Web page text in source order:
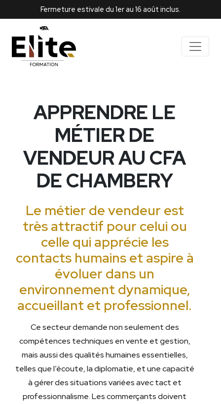
Fermeture estivale du 1er au 16 août inclus.
APPRENDRE LE
MÉTIER DE
VENDEUR AU CFA
DE CHAMBERY
Le métier de vendeur est
très attractif pour celui ou
celle qui apprécie les
contacts humains et aspire à
évoluer dans un
environnement dynamique,
accueillant et professionnel.
Ce secteur demande non seulement des
compétences techniques en vente et gestion,
mais aussi des qualités humaines essentielles,
telles que l’écoute, la diplomatie, et une capacité
à gérer des situations variées avec tact et
professionnalisme. Les commerçants doivent